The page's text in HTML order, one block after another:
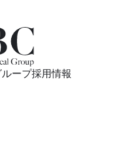
ープ採用情報